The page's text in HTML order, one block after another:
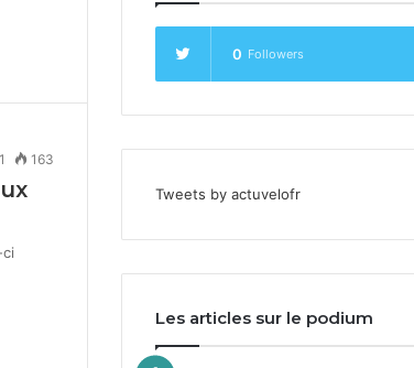
1 163
0 Followers
Tweets by actuvelofr
Les articles sur le podium